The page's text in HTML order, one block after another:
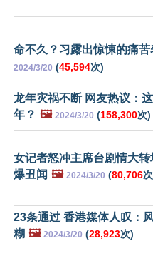
命不久？习露出惊悚的痛苦
2024/3/20 (45,594次)
龙年灾祸不断 网友热议：
年？ 🖼️ 2024/3/20 (158,300次)
女记者怒冲主席台剧情大
爆丑闻 🖼️ 2024/3/20 (80,706
23条通过 香港媒体人叹：
糊 🖼️ 2024/3/20 (28,923次)